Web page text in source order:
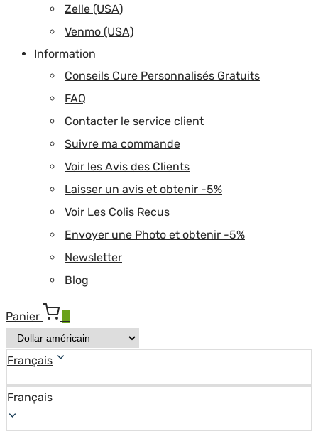
Zelle (USA)
Venmo (USA)
Information
Conseils Cure Personnalisés Gratuits
FAQ
Contacter le service client
Suivre ma commande
Voir les Avis des Clients
Laisser un avis et obtenir -5%
Voir Les Colis Recus
Envoyer une Photo et obtenir -5%
Newsletter
Blog
Panier
Français
Français